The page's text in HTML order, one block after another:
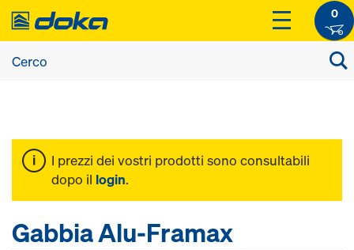
0
I prezzi dei vostri prodotti sono consultabili
dopo il login.
Gabbia Alu-Framax